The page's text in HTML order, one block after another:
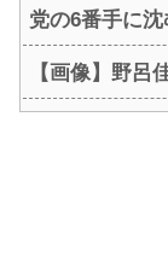
党の6番手に
【画像】野呂